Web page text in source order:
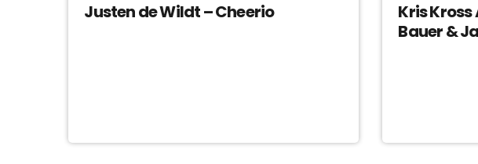
Justen de Wildt – Cheerio
Kris
Bauer &